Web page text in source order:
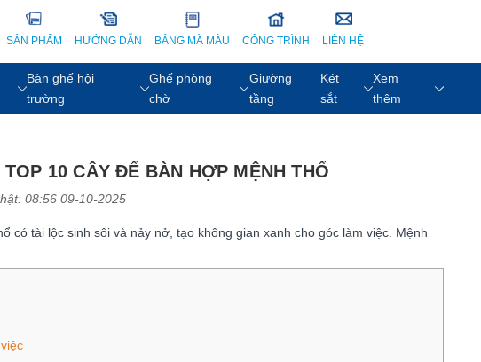
SẢN PHẨM HƯỚNG DẪN BẢNG MÃ MÀU CÔNG TRÌNH LIÊN HỆ
Bàn ghế hội
trường
Ghế phòng
chờ
Giường
tầng
Két
sắt
Xem
thêm
10 CÂY ĐỂ BÀN HỢP MỆNH THỔ
08:56 09-10-2025
tài lộc sinh sôi và nảy nở, tạo không gian xanh cho góc làm việc. Mệnh